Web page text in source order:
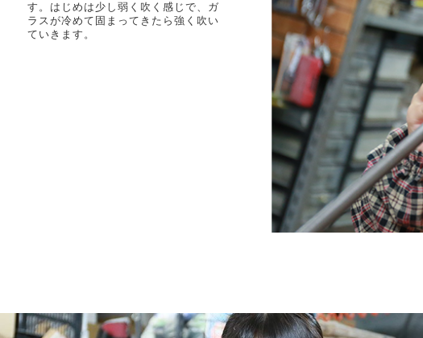
す。はじめは少し弱く吹く感じで、ガ
ラスが冷めて固まってきたら強く吹い
ていきます。